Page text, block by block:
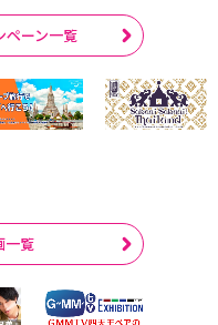
ペーン一覧
一覧